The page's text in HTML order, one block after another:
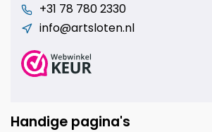
+31 78 780 2330
info@artsloten.nl
Handige pagina's